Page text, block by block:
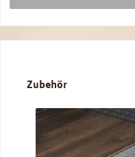
Produktgalerie überspringen
Zubehör